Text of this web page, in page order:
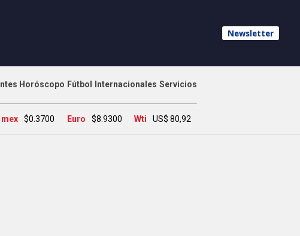
Newsletter
Horóscopo Fútbol Internacionales Servicios
mex $0.3700 Euro $8.9300 Wti US$ 80,92